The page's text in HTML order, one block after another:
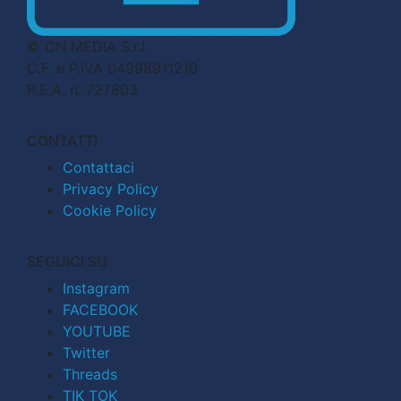
© CN MEDIA S.r.l.
C.F. e P.IVA 04998911210
R.E.A. n. 727803
CONTATTI
Contattaci
Privacy Policy
Cookie Policy
SEGUICI SU
Instagram
FACEBOOK
YOUTUBE
Twitter
Threads
TIK TOK